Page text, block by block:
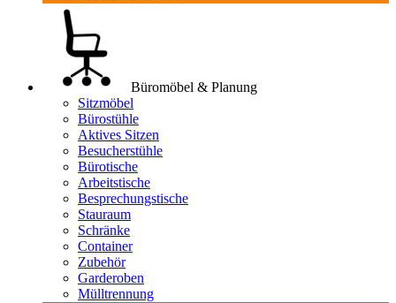
Büromöbel & Planung
Sitzmöbel
Bürostühle
Aktives Sitzen
Besucherstühle
Bürotische
Arbeitstische
Besprechungstische
Stauraum
Schränke
Container
Zubehör
Garderoben
Mülltrennung